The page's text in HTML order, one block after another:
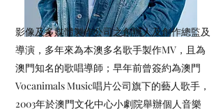
影像及多媒體製作公司之創辦人及創作總監及
導演，多年來為本澳多名歌手製作MV，且為
澳門知名的歌唱導師；早年前曾簽約為澳門
Vocanimals Music唱片公司旗下的藝人歌手，
2003年於澳門文化中心小劇院舉辦個人音樂